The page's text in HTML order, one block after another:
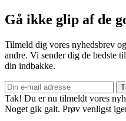
Gå ikke glip af de
Tilmeld dig vores nyhedsbrev
andre. Vi sender dig de bedste
din indbakke.
Tak! Du er nu tilmeldt vores
Noget gik galt. Prøv venligst